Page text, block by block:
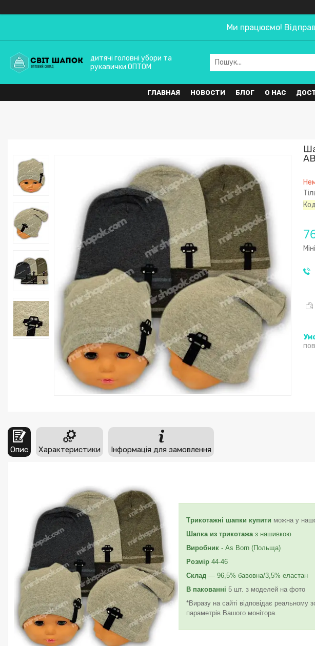
Ми працюємо!
дитячі головні убори та
рукавички ОПТОМ
ГЛАВНАЯ НОВОСТИ БЛОГ О НАС
Опис Характеристики Інформація для замовлення
Трикотажні шапки купити можна у
Шапка из трикотажа з нашивкою
Виробник - As Born (Польща)
Розмір 44-46
Склад — 96,5% бавовна/3,5% еластан
В пакованні 5 шт. з моделей на фото
*Виразу на сайті відповідає реальному
параметрів Вашого монітора.